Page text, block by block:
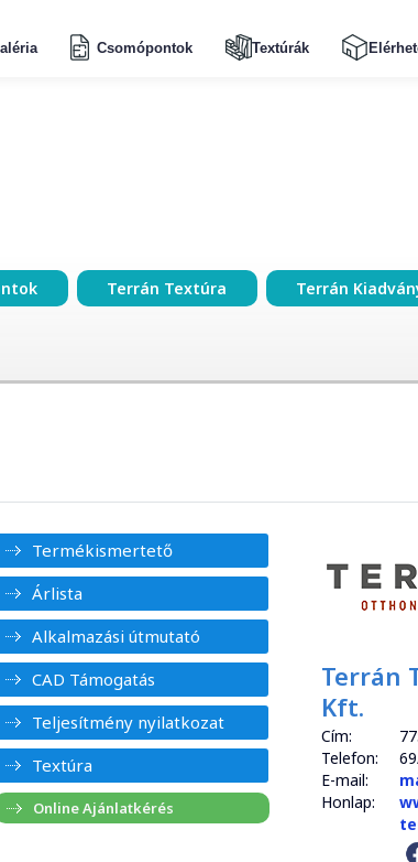
Csomópontok Textúrák
Terrán Textúra Terrán
Termékismertető
Árlista
Alkalmazási útmutató
CAD Támogatás
Teljesítmény nyilatkozat
Textúra
Terrán
Kft.
Cím:
Telefon:
E-mail:
Honlap: